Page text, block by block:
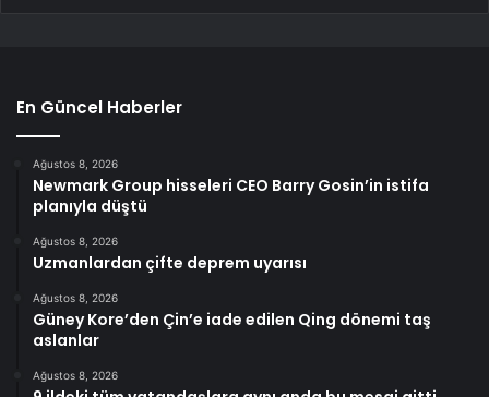
En Güncel Haberler
Ağustos 8, 2026
Newmark Group hisseleri CEO Barry Gosin’in istifa
planıyla düştü
Ağustos 8, 2026
Uzmanlardan çifte deprem uyarısı
Ağustos 8, 2026
Güney Kore’den Çin’e iade edilen Qing dönemi taş
aslanlar
Ağustos 8, 2026